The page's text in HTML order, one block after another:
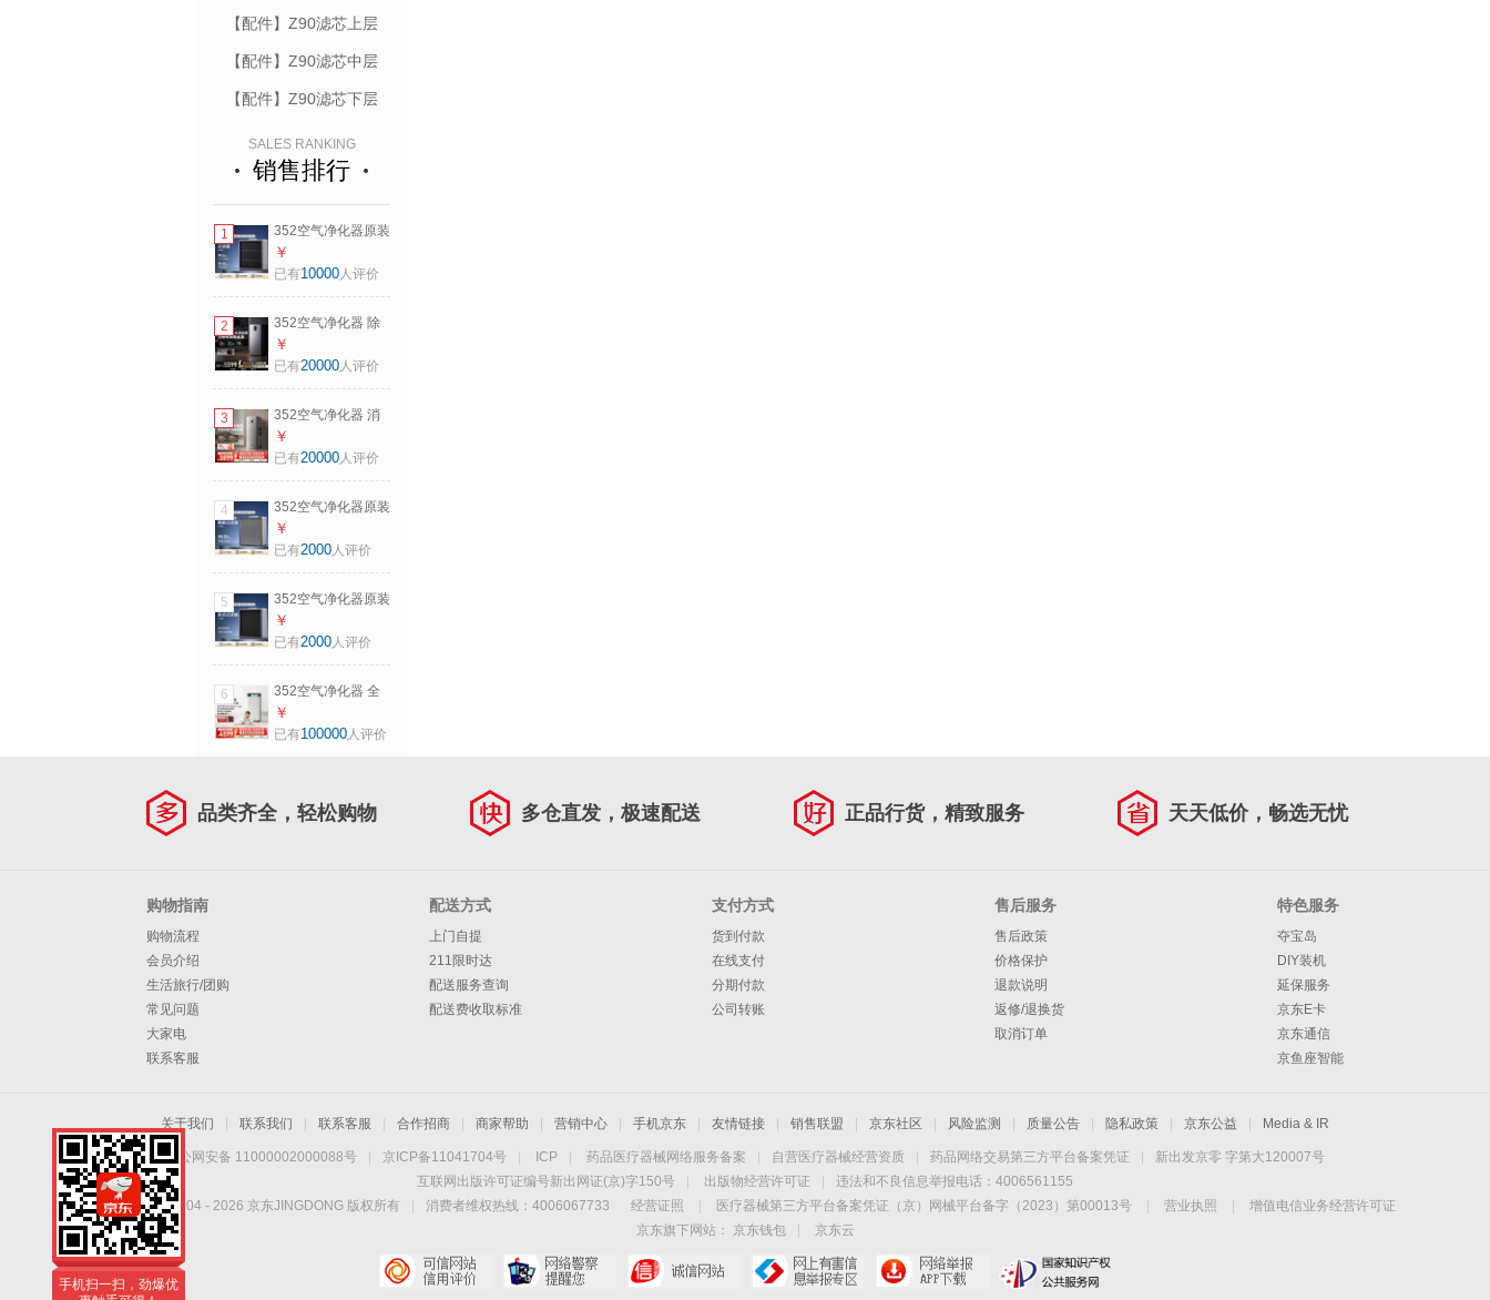
【配件】Z90滤芯上层
【配件】Z90滤芯中层
【配件】Z90滤芯下层
SALES RANKING
销售排行
1
352空气净化器原装
滤芯
X88/X88C/X86C/X80/X89C/X83
芯
￥
已有10000人评价
2
352空气净化器 除
甲醛除花粉除菌猫
毛宠物TVOC异味
机Z90
￥
已有20000人评价
3
352空气净化器 消
毒除菌除甲醛TVOC
除敏二手烟味家用
￥
已有20000人评价
4
352空气净化器原装
滤芯
X88/X88C/X86C/X80/X89C/X83
￥
已有2000人评价
5
352空气净化器原装
滤芯
X88/X88C/X86C/X80/X89C/X83
￥
已有2000人评价
6
352空气净化器 全
效母婴备孕大空间
新房除甲醛除花粉
￥
已有100000人评价
品类齐全，轻松购物 多仓直发，极速配送 正品行货，精致服务 天天低价，畅选无忧
购物指南
购物流程
会员介绍
生活旅行/团购
常见问题
大家电
联系客服
配送方式
上门自提
211限时达
配送服务查询
配送费收取标准
支付方式
货到付款
在线支付
分期付款
公司转账
售后服务
售后政策
价格保护
退款说明
返修/退换货
取消订单
特色服务
夺宝岛
DIY装机
延保服务
京东E卡
京东通信
京鱼座智能
关于我们 联系我们 联系客服 合作招商 商家帮助 营销中心 手机京东 友情链接 销售联盟 京东社区 风险监测 质量公告 隐私政策 京东公益 Media & IR
京公网安备 11000002000088号 京ICP备11041704号 ICP 药品医疗器械网络服务备案 自营医疗器械经营资质 药品网络交易第三方平台备案凭证
新出发京零 字第大120007号
互联网出版许可证编号新出网证(京)字150号
出版物经营许可证
违法和不良信息举报电话：4006561155
Copyright © 2004 - 2026 京东JINGDONG 版权所有 消费者维权热线：4006067733 经营证照 医疗器械第三方平台备案凭证（京）网械平台备字（2023）第00013号 营业执照
增值电信业务经营许可证
京东旗下网站：
京东钱包
京东云
手机扫一扫，劲爆优
惠触手可得！
手机扫一扫，劲爆优